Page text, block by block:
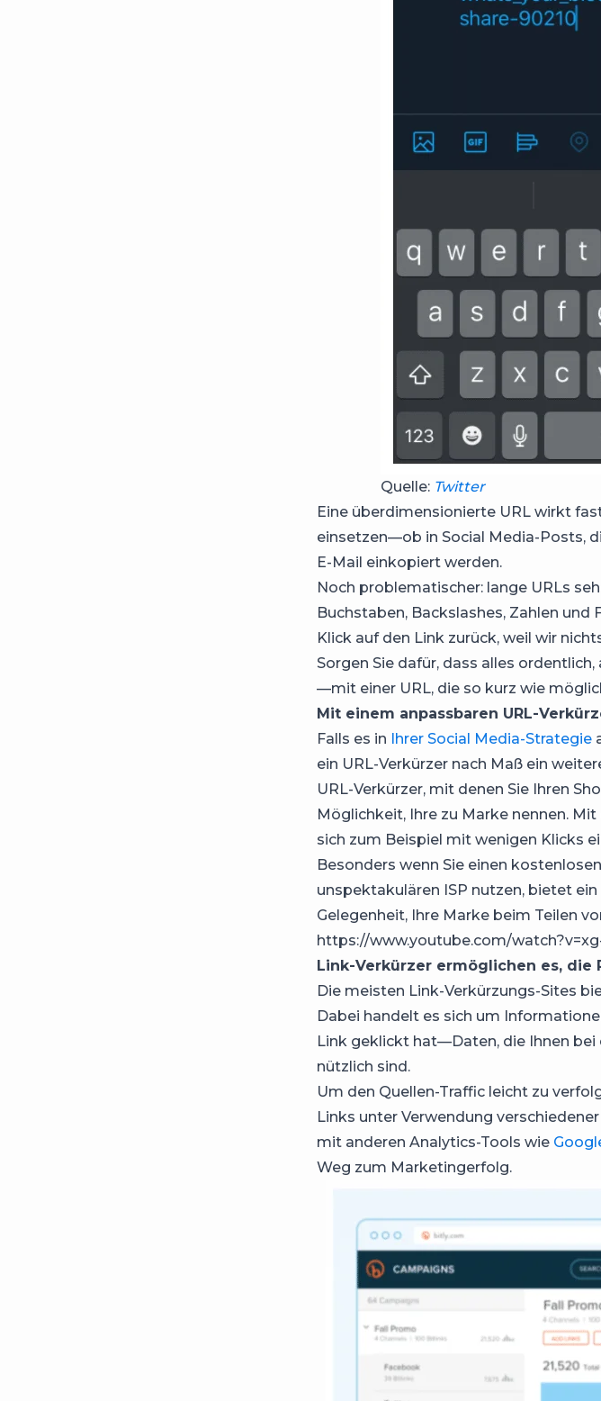
Quelle: Twitter
Eine überdimensionierte URL wirkt
einsetzen—ob in Social Media-Posts,
E-Mail einkopiert werden.
Noch problematischer: lange URLs
Buchstaben, Backslashes, Zahlen und
Klick auf den Link zurück, weil wir
Sorgen Sie dafür, dass alles
—mit einer URL, die so kurz wie
Mit einem anpassbaren URL-
Falls es in Ihrer Social Media-Strategie
ein URL-Verkürzer nach Maß ein
URL-Verkürzer, mit denen Sie Ihren
Möglichkeit, Ihre zu Marke nennen.
sich zum Beispiel mit wenigen Klicks
Besonders wenn Sie einen
unspektakulären ISP nutzen, bietet
Gelegenheit, Ihre Marke beim Teilen
https://www.youtube.com/
Link-Verkürzer ermöglichen es, die
Die meisten Link-Verkürzungs-Sites
Dabei handelt es sich um
Link geklickt hat—Daten, die Ihnen bei
nützlich sind.
Um den Quellen-Traffic leicht zu
Links unter Verwendung verschiedener
mit anderen Analytics-Tools wie
Weg zum Marketingerfolg.